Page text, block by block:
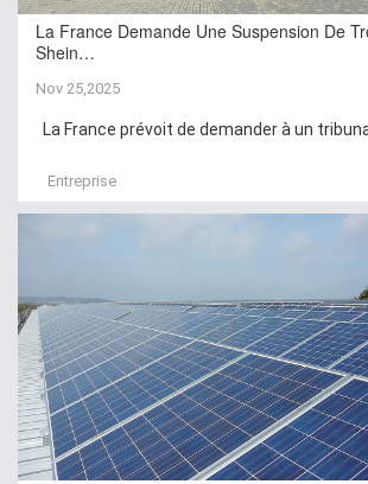
La France Demande Une Suspension De
Shein…
Nov 25,2025
La France prévoit de demander à un
Entreprise